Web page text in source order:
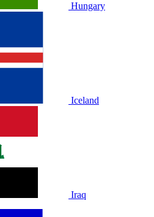
Hungary
Iceland
Iraq